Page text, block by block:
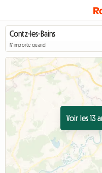
N'importe quand
Voir les 13